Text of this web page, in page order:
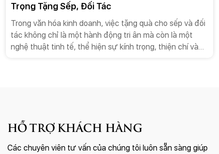
Trọng Tặng Sếp, Đối Tác
Trong văn hóa kinh doanh, việc tặng quà cho sếp và đối
tác không chỉ là một hành động tri ân mà còn là một
nghệ thuật tinh tế, thể hiện sự kính trọng, thiện chí và
phong thủy, giá trị thẩm mỹ cho đến sự sang trọng và
tính ứng dụng trong môi trường kinh doanh.
HỖ TRỢ KHÁCH HÀNG
Các chuyên viên tư vấn của chúng tôi luôn sẵn sàng giúp